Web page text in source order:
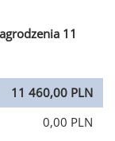
11
11 460,00 PLN
0,00 PLN